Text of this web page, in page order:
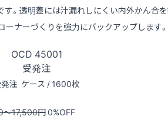
。透明蓋には汁漏れしにくい内外かん合
ーナーづくりを強力にバックアップします。
OCD 45001
受発注
注 ケース / 1600枚
〜17,500円0%OFF